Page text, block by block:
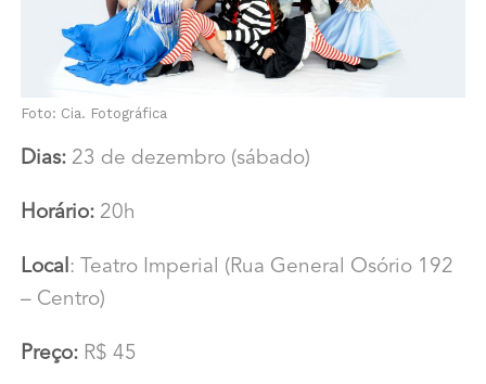
Foto: Cia. Fotográfica
Dias: 23 de dezembro (sábado)
Horário: 20h
Local: Teatro Imperial (Rua General Osório 192
– Centro)
Preço:R$ 45